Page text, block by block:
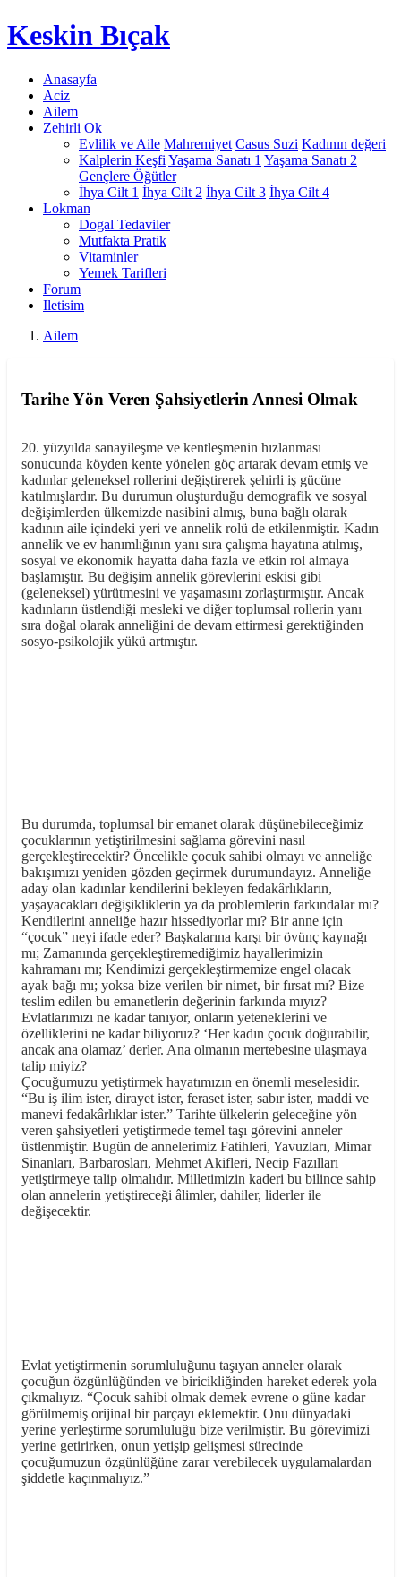
Keskin Bıçak
Anasayfa
Aciz
Ailem
Zehirli Ok
Evlilik ve Aile Mahremiyet Casus Suzi Kadının değeri
Kalplerin Keşfi Yaşama Sanatı 1 Yaşama Sanatı 2
Gençlere Öğütler
İhya Cilt 1 İhya Cilt 2 İhya Cilt 3 İhya Cilt 4
Lokman
Dogal Tedaviler
Mutfakta Pratik
Vitaminler
Yemek Tarifleri
Forum
Iletisim
Ailem
Tarihe Yön Veren Şahsiyetlerin Annesi Olmak
20. yüzyılda sanayileşme ve kentleşmenin hızlanması
sonucunda köyden kente yönelen göç artarak devam etmiş ve
kadınlar geleneksel rollerini değiştirerek şehirli iş gücüne
katılmışlardır. Bu durumun oluşturduğu demografik ve sosyal
değişimlerden ülkemizde nasibini almış, buna bağlı olarak
kadının aile içindeki yeri ve annelik rolü de etkilenmiştir. Kadın
annelik ve ev hanımlığının yanı sıra çalışma hayatına atılmış,
sosyal ve ekonomik hayatta daha fazla ve etkin rol almaya
başlamıştır. Bu değişim annelik görevlerini eskisi gibi
(geleneksel) yürütmesini ve yaşamasını zorlaştırmıştır. Ancak
kadınların üstlendiği mesleki ve diğer toplumsal rollerin yanı
sıra doğal olarak anneliğini de devam ettirmesi gerektiğinden
sosyo-psikolojik yükü artmıştır.
Bu durumda, toplumsal bir emanet olarak düşünebileceğimiz
çocuklarının yetiştirilmesini sağlama görevini nasıl
gerçekleştirecektir? Öncelikle çocuk sahibi olmayı ve anneliğe
bakışımızı yeniden gözden geçirmek durumundayız. Anneliğe
aday olan kadınlar kendilerini bekleyen fedakârlıkların,
yaşayacakları değişikliklerin ya da problemlerin farkındalar mı?
Kendilerini anneliğe hazır hissediyorlar mı? Bir anne için
“çocuk” neyi ifade eder? Başkalarına karşı bir övünç kaynağı
mı; Zamanında gerçekleştiremediğimiz hayallerimizin
kahramanı mı; Kendimizi gerçekleştirmemize engel olacak
ayak bağı mı; yoksa bize verilen bir nimet, bir fırsat mı? Bize
teslim edilen bu emanetlerin değerinin farkında mıyız?
Evlatlarımızı ne kadar tanıyor, onların yeteneklerini ve
özelliklerini ne kadar biliyoruz? ‘Her kadın çocuk doğurabilir,
ancak ana olamaz’ derler. Ana olmanın mertebesine ulaşmaya
talip miyiz?
Çocuğumuzu yetiştirmek hayatımızın en önemli meselesidir.
“Bu iş ilim ister, dirayet ister, feraset ister, sabır ister, maddi ve
manevi fedakârlıklar ister.” Tarihte ülkelerin geleceğine yön
veren şahsiyetleri yetiştirmede temel taşı görevini anneler
üstlenmiştir. Bugün de annelerimiz Fatihleri, Yavuzları, Mimar
Sinanları, Barbarosları, Mehmet Akifleri, Necip Fazılları
yetiştirmeye talip olmalıdır. Milletimizin kaderi bu bilince sahip
olan annelerin yetiştireceği âlimler, dahiler, liderler ile
değişecektir.
Evlat yetiştirmenin sorumluluğunu taşıyan anneler olarak
çocuğun özgünlüğünden ve biricikliğinden hareket ederek yola
çıkmalıyız. “Çocuk sahibi olmak demek evrene o güne kadar
görülmemiş orijinal bir parçayı eklemektir. Onu dünyadaki
yerine yerleştirme sorumluluğu bize verilmiştir. Bu görevimizi
yerine getirirken, onun yetişip gelişmesi sürecinde
çocuğumuzun özgünlüğüne zarar verebilecek uygulamalardan
şiddetle kaçınmalıyız.”